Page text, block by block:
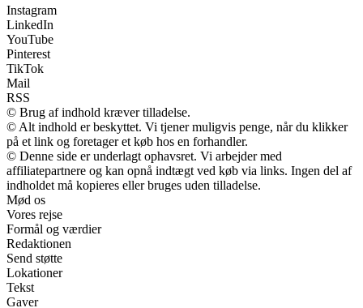
Instagram
LinkedIn
YouTube
Pinterest
TikTok
Mail
RSS
© Brug af indhold kræver tilladelse.
© Alt indhold er beskyttet. Vi tjener muligvis penge, når du klikker
på et link og foretager et køb hos en forhandler.
© Denne side er underlagt ophavsret. Vi arbejder med
affiliatepartnere og kan opnå indtægt ved køb via links. Ingen del af
indholdet må kopieres eller bruges uden tilladelse.
Mød os
Vores rejse
Formål og værdier
Redaktionen
Send støtte
Lokationer
Tekst
Gaver